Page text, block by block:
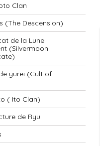
Clan
(The Descension)
de la Lune
(Silvermoon
yurei (Cult of
( Ito Clan)
de Ryu